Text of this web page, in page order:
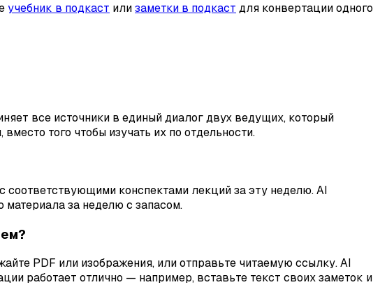
учебник в подкаст илизаметки в подкаст для конвертации одного
все источники в единый диалог двух ведущих, который
того чтобы изучать их по отдельности.
соответствующими конспектами лекций за эту неделю. AI
за неделю с запасом.
PDF или изображения, или отправьте читаемую ссылку. AI
работает отлично — например, вставьте текст своих заметок и